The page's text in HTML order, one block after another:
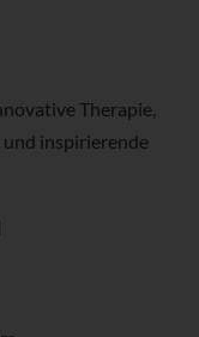
Therapie,
inspirierende